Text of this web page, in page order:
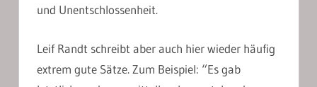
und Unentschlossenheit.
Leif Randt schreibt aber auch hier wieder häufig
extrem gute Sätze. Zum Beispiel: “Es gab